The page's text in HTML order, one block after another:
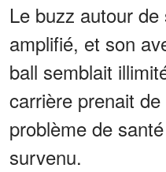
Le buzz autour
amplifié, et son
ball semblait
carrière prenait
problème de
survenu.